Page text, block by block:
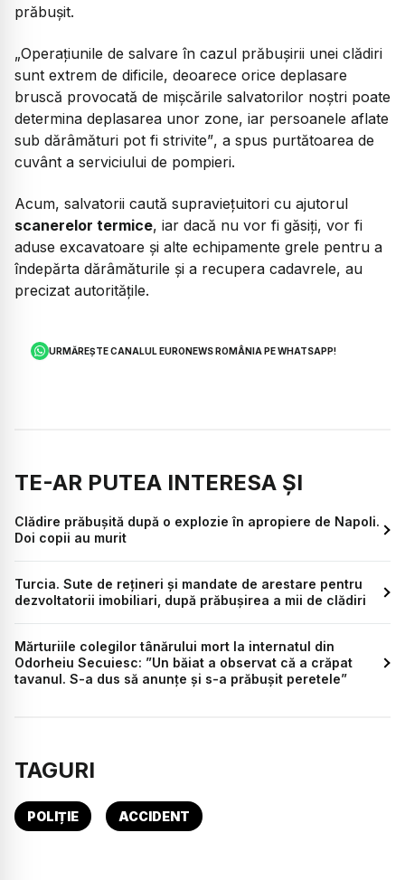
prăbușit.
„Operațiunile de salvare în cazul prăbușirii unei clădiri
sunt extrem de dificile, deoarece orice deplasare
bruscă provocată de mișcările salvatorilor noștri poate
determina deplasarea unor zone, iar persoanele aflate
sub dărâmături pot fi strivite”, a spus purtătoarea de
cuvânt a serviciului de pompieri.
Acum, salvatorii caută supraviețuitori cu ajutorul
scanerelor termice, iar dacă nu vor fi găsiți, vor fi
aduse excavatoare și alte echipamente grele pentru a
îndepărta dărâmăturile și a recupera cadavrele, au
precizat autoritățile.
URMĂREȘTE CANALUL EURONEWS ROMÂNIA PE WHATSAPP!
TE-AR PUTEA INTERESA ȘI
Clădire prăbușită după o explozie în apropiere de Napoli.
Doi copii au murit
Turcia. Sute de rețineri și mandate de arestare pentru
dezvoltatorii imobiliari, după prăbuşirea a mii de clădiri
Mărturiile colegilor tânărului mort la internatul din
Odorheiu Secuiesc: ”Un băiat a observat că a crăpat
tavanul. S-a dus să anunțe și s-a prăbușit peretele”
TAGURI
POLIȚIE ACCIDENT